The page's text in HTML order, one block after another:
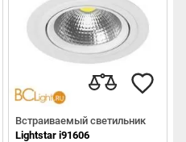
Встраиваемый светильник
Lightstar i91606